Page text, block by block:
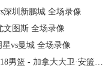
深圳新鹏城 全场录像
文图斯 全场录像
vs曼城 全场录像
拿大大卫·安篮球学院 全场录像